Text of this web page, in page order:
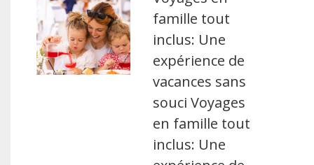
famille tout
inclus: Une
expérience de
vacances sans
souci Voyages
en famille tout
inclus: Une